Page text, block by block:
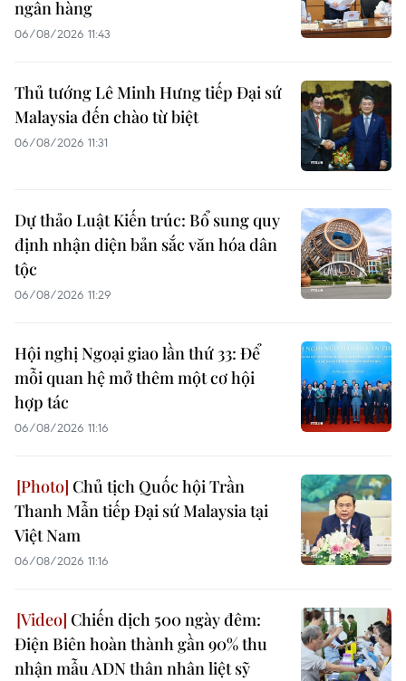
ngân hàng
06/08/2026 11:43
Thủ tướng Lê Minh Hưng tiếp Đại sứ
Malaysia đến chào từ biệt
06/08/2026 11:31
Dự thảo Luật Kiến trúc: Bổ sung quy
định nhận diện bản sắc văn hóa dân
tộc
06/08/2026 11:29
Hội nghị Ngoại giao lần thứ 33: Để
mỗi quan hệ mở thêm một cơ hội
hợp tác
06/08/2026 11:16
Chủ tịch Quốc hội Trần
Thanh Mẫn tiếp Đại sứ Malaysia tại
Việt Nam
06/08/2026 11:16
Chiến dịch 500 ngày đêm:
Điện Biên hoàn thành gần 90% thu
nhận mẫu ADN thân nhân liệt sỹ